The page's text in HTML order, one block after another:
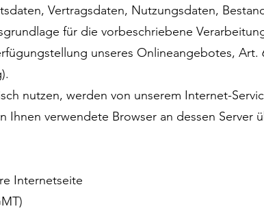
Vertragsdaten, Nutzungsdaten,
für die vorbeschriebene
unseres Onlineangebotes, Art.
nutzen, werden von unserem Internet-
verwendete Browser an dessen Server
Internetseite